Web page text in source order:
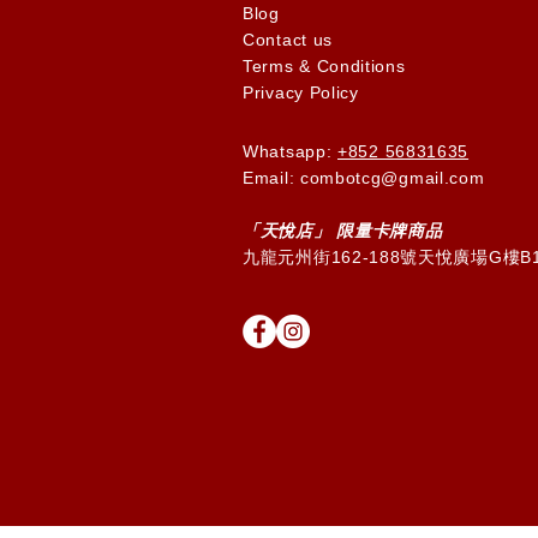
Blog
Contact us
Terms & Conditions
Privacy Policy
Whatsapp: +852 56831635
Email: combotcg@gmail.com
「天悅店」 限量卡牌商品
九龍元州街162-188號天悅廣場G樓